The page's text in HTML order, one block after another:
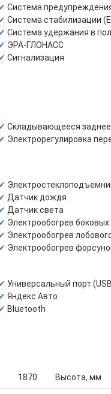
Система
Система стабилизации
Система удержания в
ЭРА-ГЛОНАСС
Сигнализация
Складывающееся
Электрорегулировка
Датчик дождя
Датчик света
Электрообогрев боковых
Электрообогрев
Электрообогрев
Универсальный порт
Яндекс Авто
Bluetooth
1870 Высота, мм